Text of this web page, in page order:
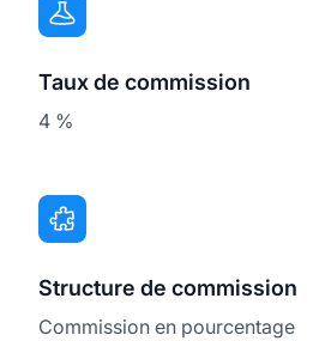
Taux de commission
4 %
Structure de commission
Commission en pourcentage